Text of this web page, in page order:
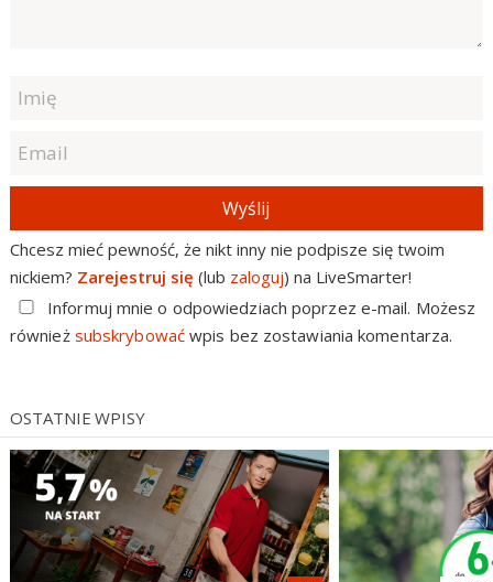
Wyślij
Chcesz mieć pewność, że nikt inny nie podpisze się twoim
nickiem? Zarejestruj się (lub zaloguj) na LiveSmarter!
Informuj mnie o odpowiedziach poprzez e-mail. Możesz
również subskrybowaćwpis bez zostawiania komentarza.
OSTATNIE WPISY